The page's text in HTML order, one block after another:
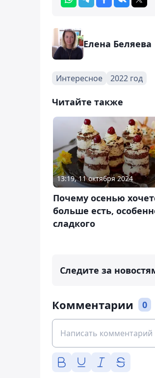
Елена Беляева
Интересное 2022 год
Читайте также
13:19, 11 октября 2024
Почему осенью
больше есть,
сладкого
Следите за
Комментарии 0